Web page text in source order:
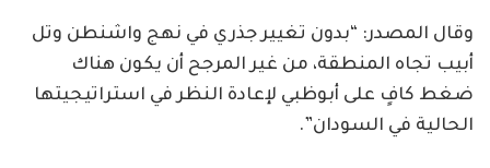
وقال المصدر: “بدون تغيير جذري في نهج واشنطن وتل
أبيب تجاه المنطقة، من غير المرجح أن يكون هناك
ضغط كافٍ على أبوظبي لإعادة النظر في استراتيجيتها
الحالية في السودان”.